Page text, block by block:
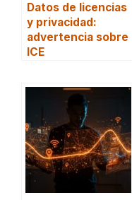
Datos de licencias
y privacidad:
advertencia sobre
ICE